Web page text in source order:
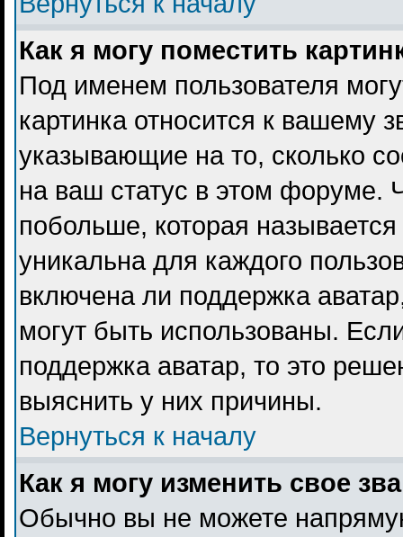
Как я могу поместить
Под именем пользователя
картинка относится к вашему
указывающие на то, сколько
на ваш статус в этом форуме.
побольше, которая
уникальна для каждого
включена ли поддержка
могут быть использованы.
поддержка аватар, то это
выяснить у них причины.
Вернуться к началу
Как я могу изменить свое
Обычно вы не можете